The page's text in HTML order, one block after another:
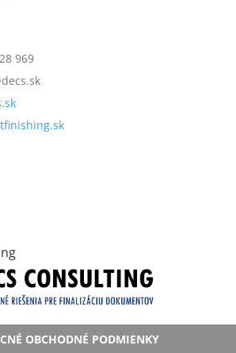
969
OBCHODNÉ PODMIENKY